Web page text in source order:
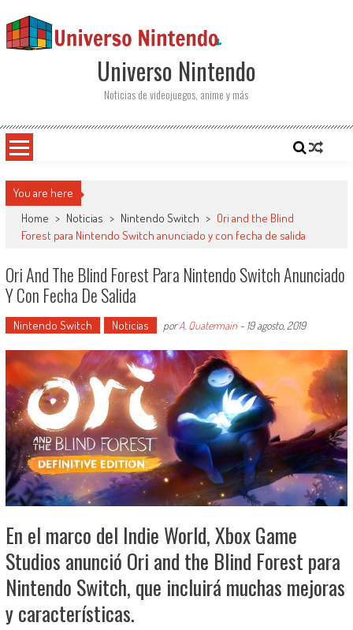
Universo Nintendo
Noticias de videojuegos, anime y más
You are here
Home > Noticias > Nintendo Switch > Ori and the Blind
Forest para Nintendo Switch anunciado y con fecha de salida
Ori And The Blind Forest Para Nintendo Switch Anunciado
Y Con Fecha De Salida
Nintendo Switch Noticias porA. Quatermain- 19 agosto, 2019
En el marco del Indie World, Xbox Game
Studios anunció Ori and the Blind Forest para
Nintendo Switch, que incluirá muchas mejoras
y características.